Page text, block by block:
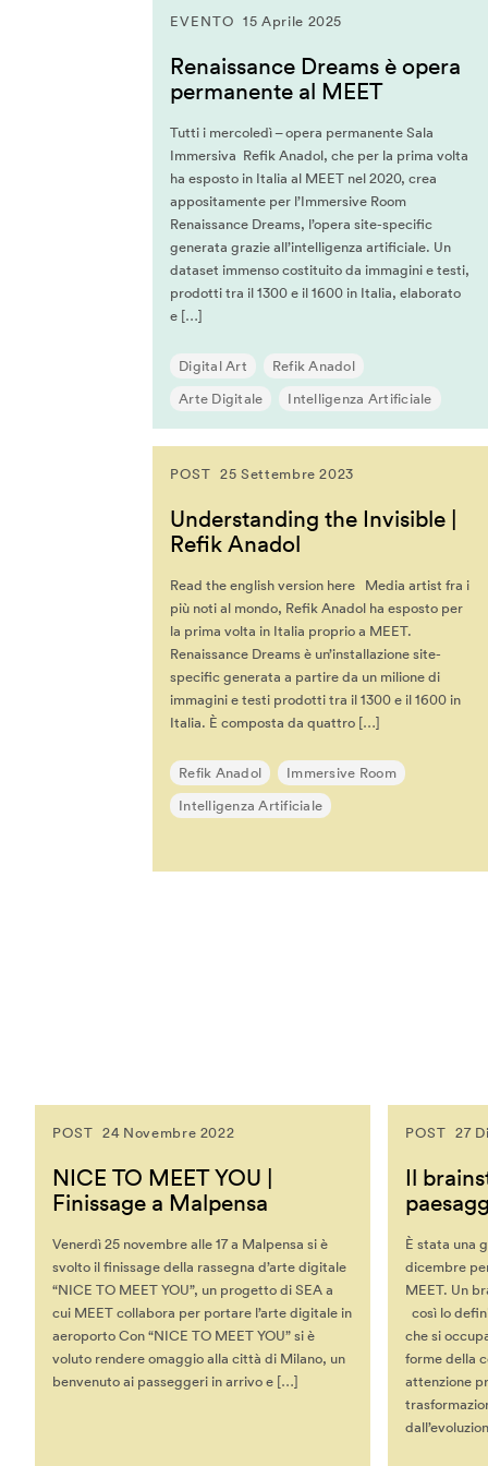
Koert Van Mensvoort
Kohei Ogawa
Lawrence Lessig
Lawrence Liang
Lev Manovich
Linda Vlassenrood
Lining Yao
Luc Courchesne
Luigi Ferrara
Malik El Bay
Manuel Castells
Marilouise Kroker
Mark Rolston
Maryanne Wolf
Massimo Banzi
Massimo Sideri
Maurice Benayoun
Mauro Martino
Michel Reilhac
Mimi Ito
Paolo Iabichino
Paolo Rosa
Patricia De Vries
Paul Daugherty
Peter Brantley
Rebecca Allen
EVENTO 15 Aprile 2025
Renaissance Dreams è opera
permanente al MEET
Tutti i mercoledì – opera permanente Sala
Immersiva Refik Anadol, che per la prima volta
ha esposto in Italia al MEET nel 2020, crea
appositamente per l’Immersive Room
Renaissance Dreams, l’opera site-specific
generata grazie all’intelligenza artificiale. Un
dataset immenso costituito da immagini e testi,
prodotti tra il 1300 e il 1600 in Italia, elaborato
e […]
Digital Art
Refik Anadol
Arte Digitale
Intelligenza Artificiale
POST 25 Settembre 2023
Understanding the Invisible |
Refik Anadol
Read the english version here Media artist fra i
più noti al mondo, Refik Anadol ha esposto per
la prima volta in Italia proprio a MEET.
Renaissance Dreams è un’installazione site-
specific generata a partire da un milione di
immagini e testi prodotti tra il 1300 e il 1600 in
Italia. È composta da quattro […]
Refik Anadol
Immersive Room
Intelligenza Artificiale
POST 24 Novembre 2022
NICE TO MEET YOU |
Finissage a Malpensa
Venerdì 25 novembre alle 17 a Malpensa si è
svolto il finissage della rassegna d’arte digitale
“NICE TO MEET YOU”, un progetto di SEA a
cui MEET collabora per portare l’arte digitale in
aeroporto Con “NICE TO MEET YOU” si è
voluto rendere omaggio alla città di Milano, un
benvenuto ai passeggeri in arrivo e […]
POST 27
Il
È stata una
dicembre
MEET. Un
così lo
che si
forme della
attenzione